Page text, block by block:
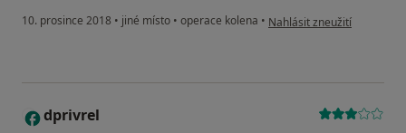
10. prosince 2018 • jiné místo • operace kolena • podle názoru uživatele
Nahlásit zneužití
D dprivrel